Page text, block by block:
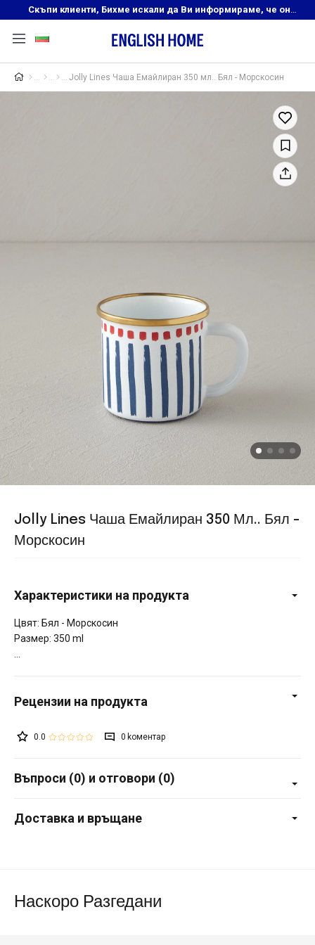
Скъпи клиенти, Бихме искали да Ви информираме, че онлайн магазинът на English Home преустановява своята дейност. Прекрасният ни и усмихнат екип ,Ви очаква в нашите физически магазини, където ще откриете любимите си продукти! Благодарим Ви, че сте част от семейството на Еnglish Home!
Jolly Lines Чаша Емайлиран 350 мл.. Бял - Морскосин
Jolly Lines Чаша Емайлиран 350 Мл.. Бял -
Морскосин
Характеристики на продукта
Цвят: Бял - Морскосин
Размер: 350 ml
0.0 0
Въпроси (0) и отговори (0)
Доставка и връщане
Наскоро Разгедани